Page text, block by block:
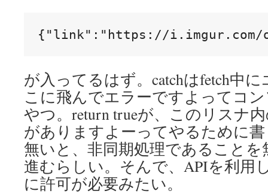
{"link":"https://i.imgur.com/
が入ってるはず。catchはfetch中
こに飛んでエラーですよってコ
やつ。return trueが、このリスナ
がありますよーってやるために
無いと、非同期処理であること
進むらしい。そんで、APIを利用
に許可が必要みたい。